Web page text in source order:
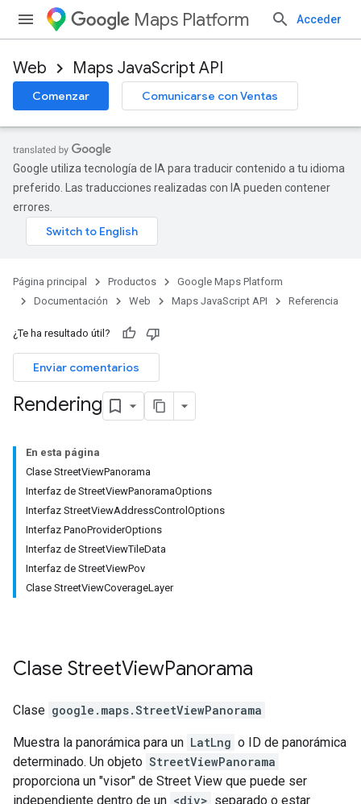
Maps Platform Acceder
Web Maps JavaScript API
Comenzar Comunicarse con Ventas
Google utiliza tecnología de IA para traducir contenido a tu idioma
preferido. Las traducciones realizadas con IA pueden contener
errores.
Página principal Productos
Google Maps Platform
Documentación
Web Maps JavaScript API Referencia
¿Te ha resultado útil?
Enviar comentarios
Rendering
En esta página
Clase StreetViewPanorama
Interfaz de StreetViewPanoramaOptions
Interfaz StreetViewAddressControlOptions
Interfaz PanoProviderOptions
Interfaz de StreetViewTileData
Interfaz de StreetViewPov
Clase StreetViewCoverageLayer
Clase StreetViewPanorama
Clase google.maps.StreetViewPanorama
Muestra la panorámica para un LatLng o ID de panorámica
determinado. Un objeto StreetViewPanorama
proporciona un "visor" de Street View que puede ser
independiente dentro de un <div> separado o estar